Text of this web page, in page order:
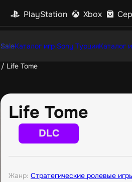
PlayStation Xbox
SaleКаталог игр Sony ТурцияКаталог
/ Life Tome
Life Tome
DLC
Жанр: Стратегические ролевые